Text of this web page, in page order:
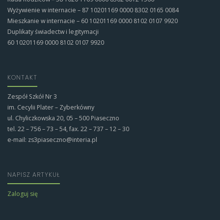
Wyżywienie w internacie – 87 10201169 0000 8302 0165 0084
Mieszkanie w internacie – 60 10201169 0000 8102 0107 9920
Duplikaty świadectw i legitymacji
60 10201169 0000 8102 0107 9920
KONTAKT
Zespół Szkół Nr 3
im. Cecylii Plater – Zyberkówny
ul. Chyliczkowska 20, 05 – 500 Piaseczno
tel. 22 – 756 – 73 – 54, fax. 22 – 737 – 12 – 30
e-mail: zs3piaseczno@interia.pl
NAPISZ ARTYKUŁ
Zaloguj się